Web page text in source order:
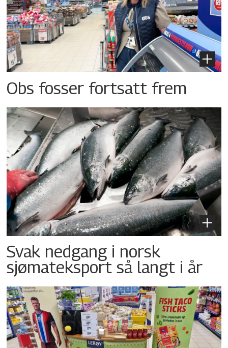
Obs fosser fortsatt frem
Svak nedgang i norsk
sjømateksport så langt i år